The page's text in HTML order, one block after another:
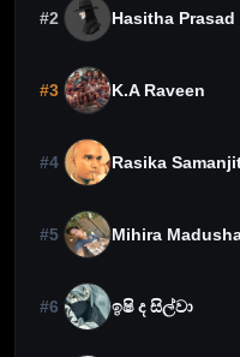
#2 Hasitha Prasad
#3 K.A Raveen
#4 Rasika
#5 Mihira
#6 ඉෂි ද සිල්වා